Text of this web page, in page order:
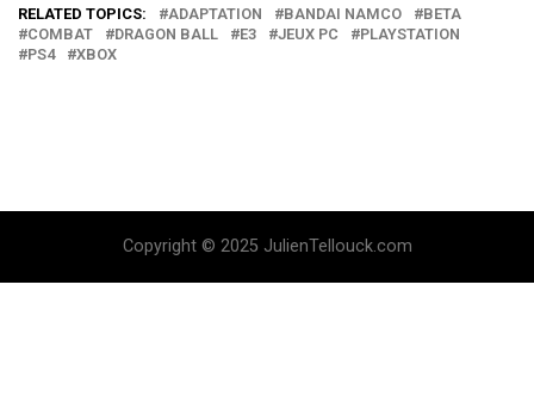
RELATED TOPICS: ADAPTATION BANDAI NAMCO
BETA
COMBAT
DRAGON BALL E3 JEUX PC
PLAYSTATION
PS4
XBOX
Copyright © 2025 JulienTellouck.com